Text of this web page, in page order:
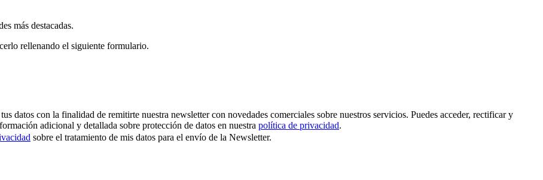
más destacadas.
rellenando el siguiente formulario.
con la finalidad de remitirte nuestra newsletter con novedades comerciales sobre nuestros servicios. Puedes acceder, rectificar y
adicional y detallada sobre protección de datos en nuestra política de privacidad.
sobre el tratamiento de mis datos para el envío de la Newsletter.